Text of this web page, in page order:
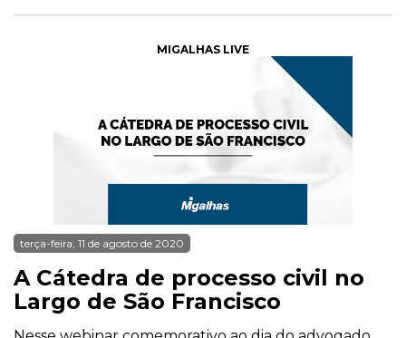
MIGALHAS LIVE
terça-feira, 11 de agosto de 2020
A Cátedra de processo civil no
Largo de São Francisco